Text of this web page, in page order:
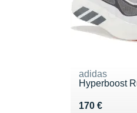
adidas
Hyperboost
170 €
Vendu 170 €